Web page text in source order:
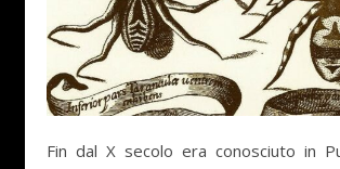
Fin dal X secolo era conosciuto in Puglia un ballo